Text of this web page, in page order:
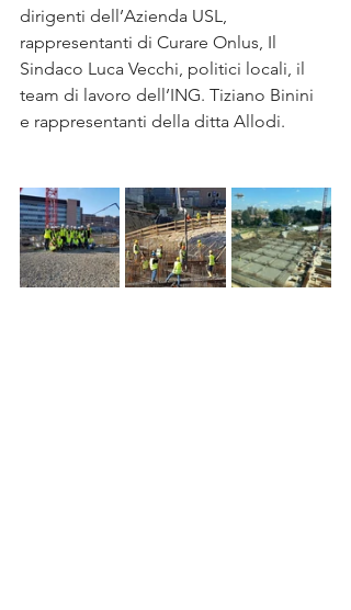
dirigenti dell’Azienda USL,
rappresentanti di Curare Onlus, Il
Sindaco Luca Vecchi, politici locali, il
team di lavoro dell’ING. Tiziano Binini
e rappresentanti della ditta Allodi.